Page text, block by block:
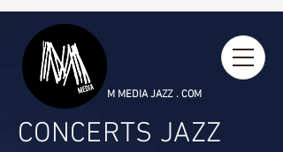
M MEDIA JAZZ . COM
CONCERTS JAZZ